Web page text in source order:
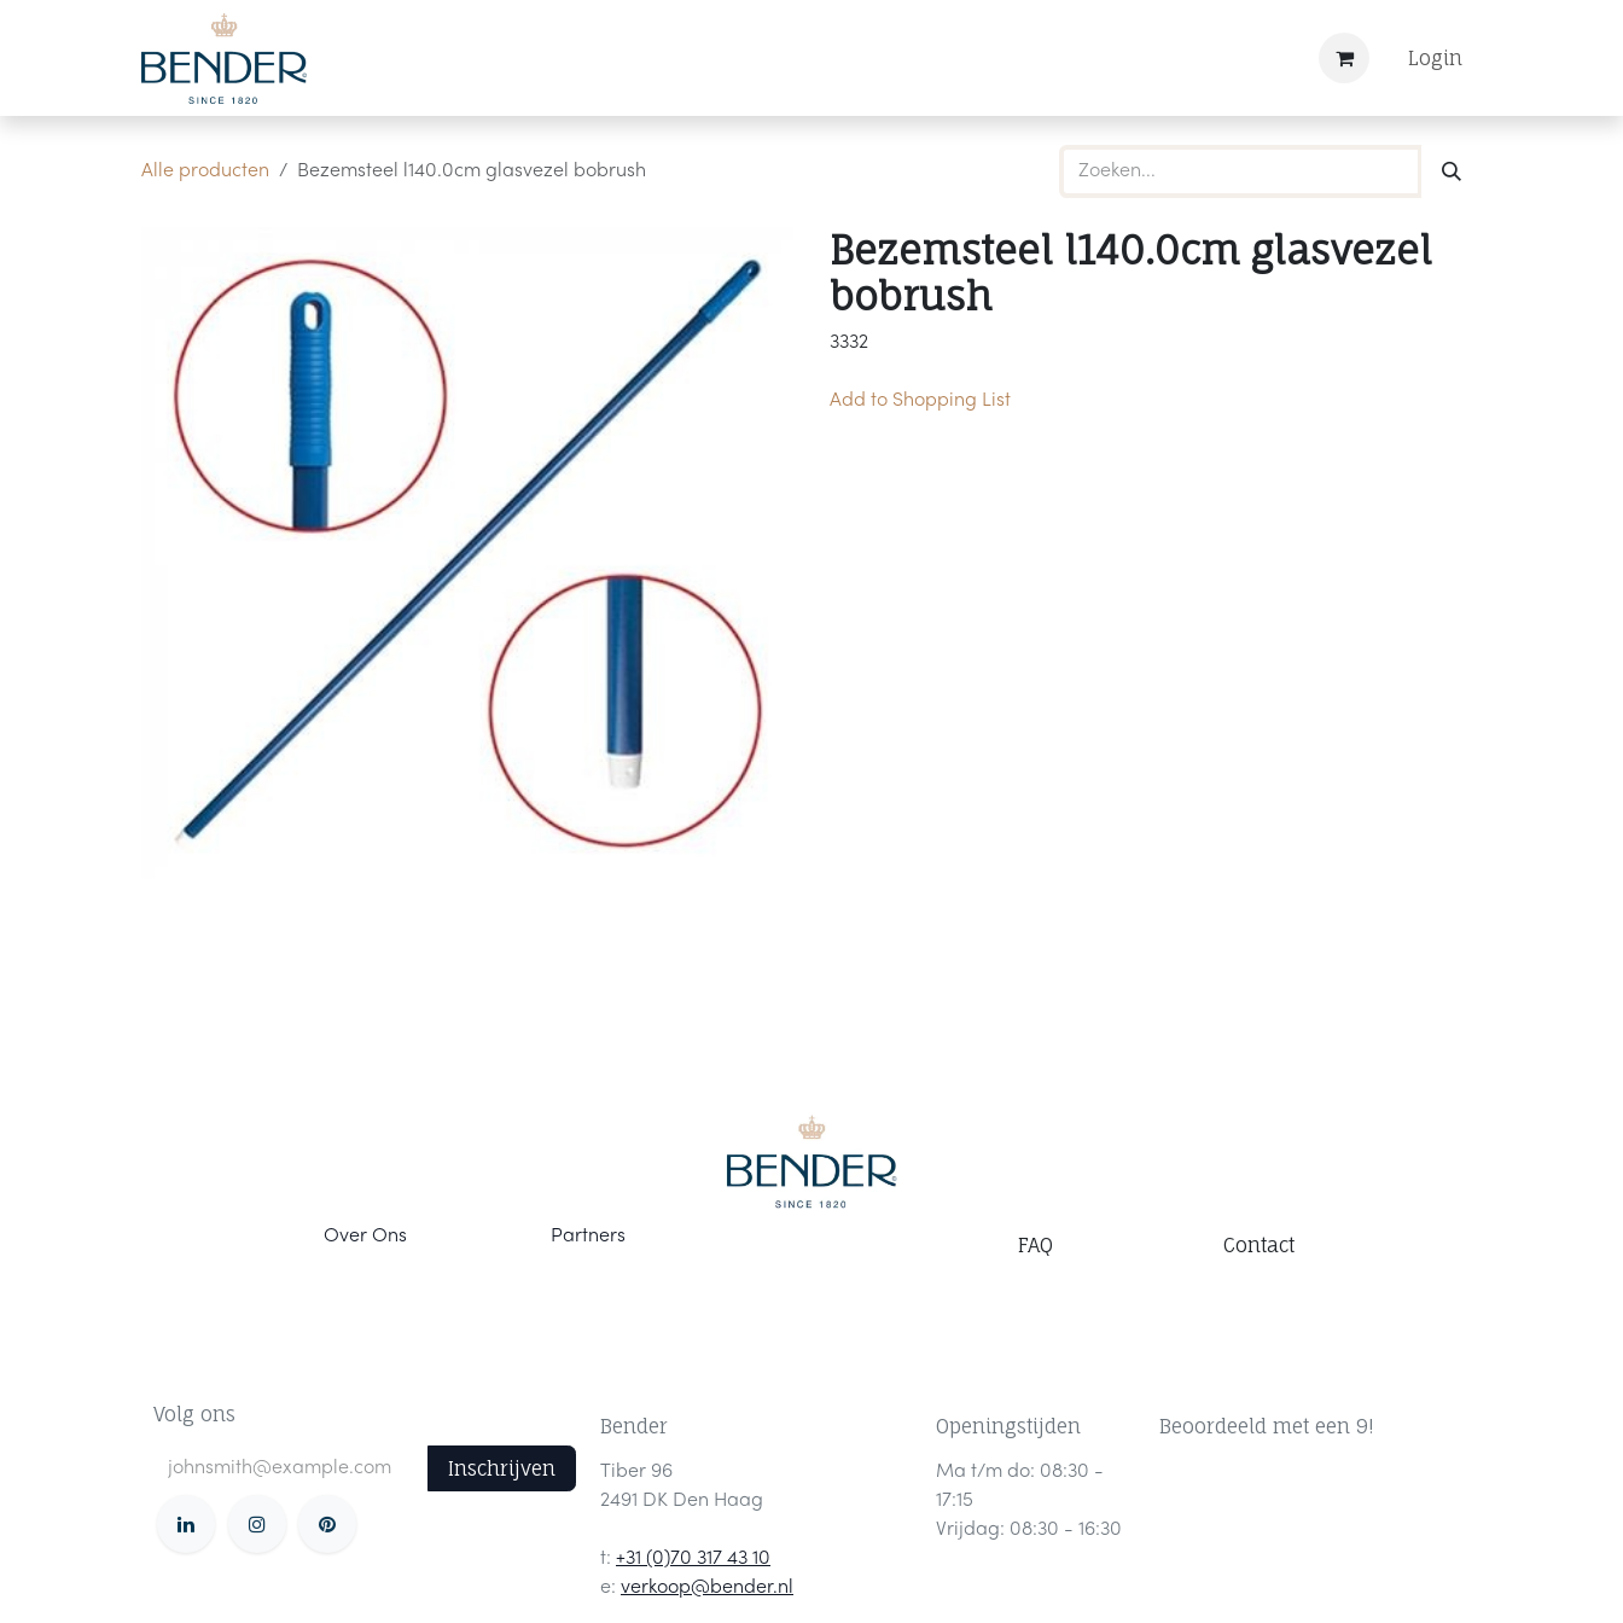
Overslaan naar inhoud
Login
Alle producten Bezemsteel l140.0cm glasvezel bobrush
Bezemsteel l140.0cm glasvezel
bobrush
3332
Add to Shopping List
Volg ons
Inschrijven
Bender
Tiber 96
2491 DK Den Haag
t: +31 (0)70 317 43 10
e: verkoop@bender.nl
Openingstijden
Ma t/m do: 08:30 -
17:15
Vrijdag: 08:30 - 16:30
Beoordeeld met een 9!
Contact
Partners
Over Ons FAQ